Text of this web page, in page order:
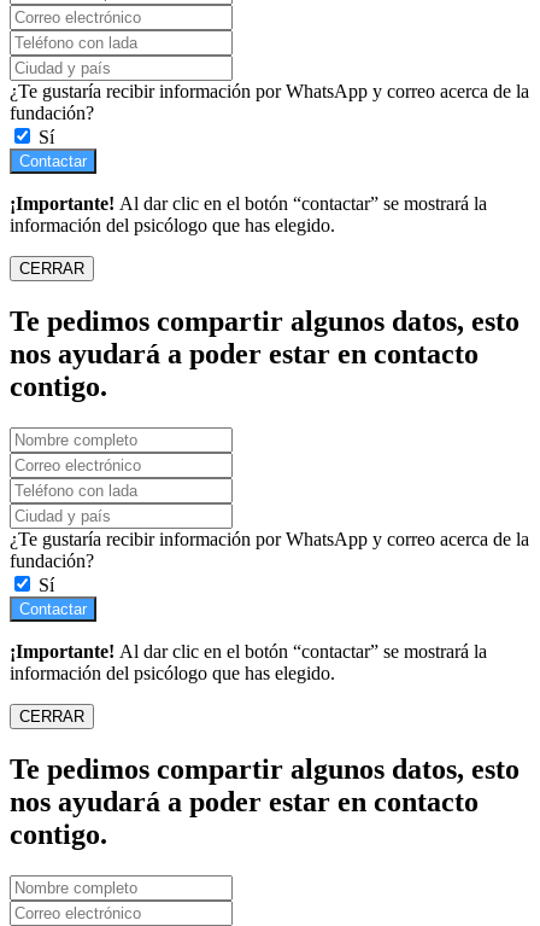
¿Te gustaría recibir información por WhatsApp y correo acerca de la
fundación?
Sí
Contactar
¡Importante! Al dar clic en el botón “contactar” se mostrará la
información del psicólogo que has elegido.
CERRAR
Te pedimos compartir algunos datos, esto
nos ayudará a poder estar en contacto
contigo.
¿Te gustaría recibir información por WhatsApp y correo acerca de la
fundación?
Sí
Contactar
¡Importante! Al dar clic en el botón “contactar” se mostrará la
información del psicólogo que has elegido.
CERRAR
Te pedimos compartir algunos datos, esto
nos ayudará a poder estar en contacto
contigo.